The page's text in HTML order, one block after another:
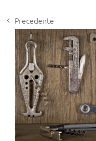
Precedente
View
Larger
Image